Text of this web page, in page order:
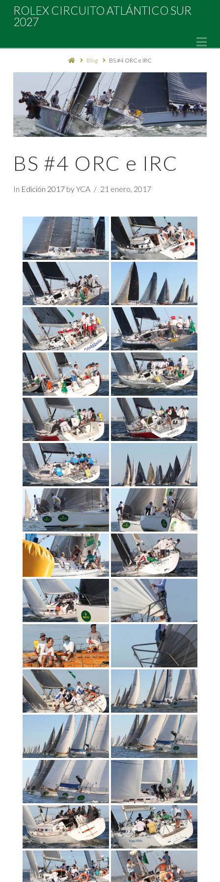
Rolex
Circuito
Atlántico
Sur
2027
ROLEX CIRCUITO ATLÁNTICO SUR
2027
Blog BS #4 ORC e IRC
BS #4 ORC e IRC
In Edición 2017by YCA 21 enero, 2017